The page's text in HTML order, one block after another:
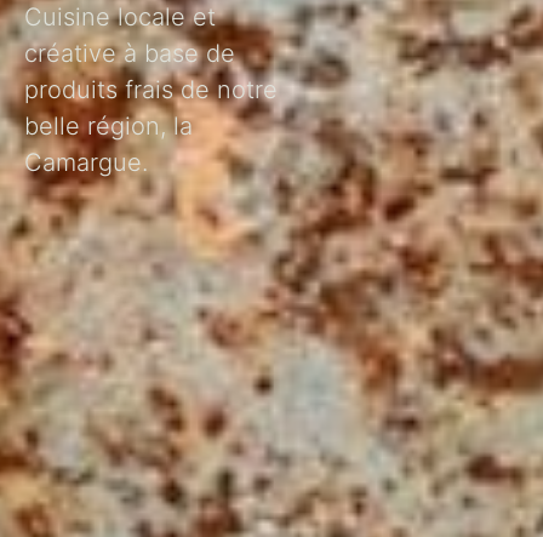
Cuisine locale et
créative à base de
produits frais de notre
belle région, la
Camargue.